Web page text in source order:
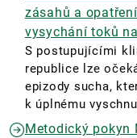
zásahů a
vysychání toků
S postupujícími
republice lze
epizody sucha,
k úplnému
Metodický pokyn